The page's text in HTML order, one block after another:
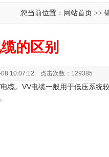
您当前位置： 网站首页 >>
的区别
10:07:12 点击次数：129385
缆。VV电缆一般用于低压系统